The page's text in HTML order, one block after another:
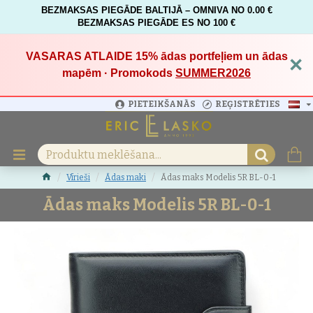
BEZMAKSAS PIEGĀDE BALTIJĀ – OMNIVA NO 0.00 €
BEZMAKSAS PIEGĀDE ES NO 100 €
VASARAS ATLAIDE 15%ādas portfeļiem un ādas
mapēm · Promokods SUMMER2026 ×
PIETEIKŠANĀS REĢISTRĒTIES
Vīrieši Ādas maki Ādas maks Modelis 5R BL-0-1
Ādas maks Modelis 5R BL-0-1